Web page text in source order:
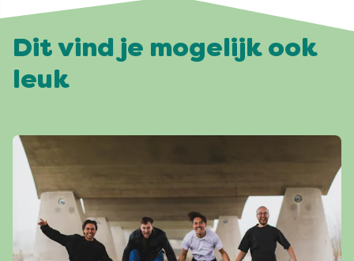
Dit vind je mogelijk ook
leuk